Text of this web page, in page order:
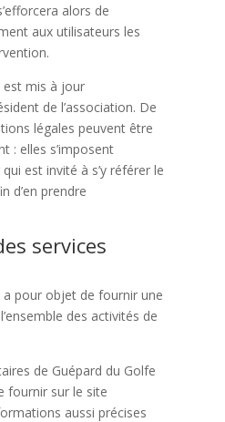
alors de
aux utilisateurs les
est mis à jour
de l’association. De
légales peuvent être
: elles s’imposent
est invité à s’y référer le
d’en prendre
services
a pour objet de fournir une
des activités de
de Guépard du Golfe
fournir sur le site
aussi précises